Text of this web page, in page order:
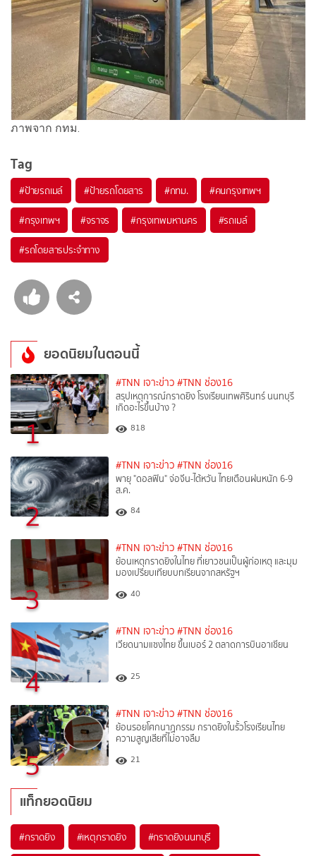
ภาพจาก กทม.
Tag
#ป้ายรถเมล์ #ป้ายรถโดยสาร #กทม. #คนกรุงเทพฯ
#กรุงเทพฯ #จราจร #กรุงเทพมหานคร #รถเมล์
#รถโดยสารประจำทาง
ยอดนิยมในตอนนี้
1
#TNN เจาะข่าว #TNN ช่อง16
สรุปเหตุการณ์กราดยิง โรงเรียนเทพศิรินทร์ นนทบุรี
เกิดอะไรขึ้นบ้าง ?
818
2
#TNN เจาะข่าว #TNN ช่อง16
พายุ "ดอลฟิน" จ่อจีน-ไต้หวัน ไทยเตือนฝนหนัก 6-9
ส.ค.
84
3
#TNN เจาะข่าว #TNN ช่อง16
ย้อนเหตุกราดยิงในไทย ที่เยาวชนเป็นผู้ก่อเหตุ และมุม
มองเปรียบเทียบบทเรียนจากสหรัฐฯ
40
4
#TNN เจาะข่าว #TNN ช่อง16
เวียดนามแซงไทย ขึ้นเบอร์ 2 ตลาดการบินอาเซียน
25
5
#TNN เจาะข่าว #TNN ช่อง16
ย้อนรอยโศกนาฏกรรม กราดยิงในรั้วโรงเรียนไทย
ความสูญเสียที่ไม่อาจลืม
21
แท็กยอดนิยม
#กราดยิง #เหตุกราดยิง #กราดยิงนนทบุรี